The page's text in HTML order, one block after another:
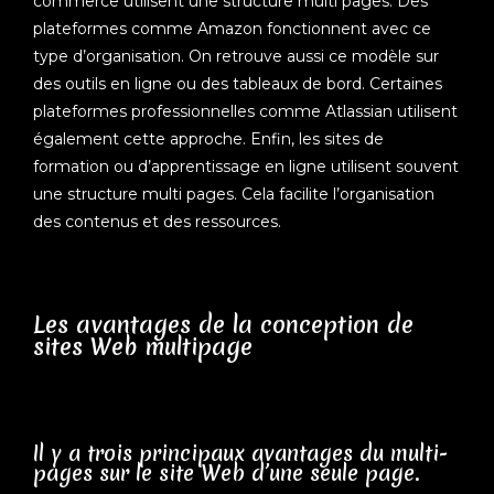
plateformes comme Amazon fonctionnent avec ce
type d’organisation. On retrouve aussi ce modèle sur
des outils en ligne ou des tableaux de bord. Certaines
plateformes professionnelles comme Atlassian utilisent
également cette approche. Enfin, les sites de
formation ou d’apprentissage en ligne utilisent souvent
une structure multi pages. Cela facilite l’organisation
des contenus et des ressources.
Les avantages de la conception de
sites Web multipage
Il y a trois principaux avantages du multi-
pages sur le site Web d’une seule page.